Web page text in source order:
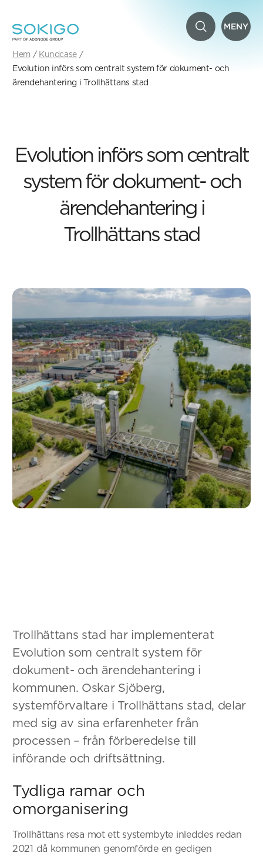
MENY
Hem
Kundcase
Evolution införs som centralt system för dokument- och
ärendehantering i Trollhättans stad
Evolution införs som centralt
system för dokument- och
ärendehantering i
Trollhättans stad
Trollhättans stad har implementerat
Evolution som centralt system för
dokument- och ärendehantering i
kommunen. Oskar Sjöberg,
systemförvaltare i Trollhättans stad, delar
med sig av sina erfarenheter från
processen – från förberedelse till
införande och driftsättning.
Tydliga ramar och
omorganisering
Trollhättans resa mot ett systembyte inleddes redan
2021 då kommunen genomförde en gedigen